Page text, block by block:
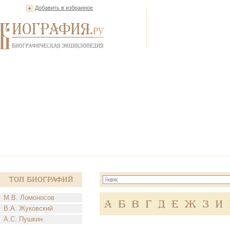
Добавить в избранное
Топ Биографий
М.В. Ломоносов
В.А. Жуковский
А.С. Пушкин
А Б В Г Д Е Ж З И